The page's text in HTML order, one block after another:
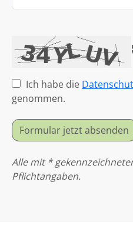
Ich habe die
genommen.
Formular jetzt absenden
Alle mit *
Pflichtangaben.